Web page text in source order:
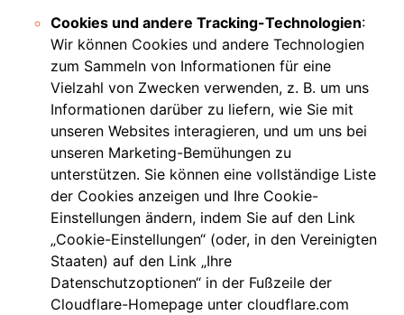
Cookies und andere Tracking-Technologien:
Wir können Cookies und andere Technologien
zum Sammeln von Informationen für eine
Vielzahl von Zwecken verwenden, z. B. um uns
Informationen darüber zu liefern, wie Sie mit
unseren Websites interagieren, und um uns bei
unseren Marketing-Bemühungen zu
unterstützen. Sie können eine vollständige Liste
der Cookies anzeigen und Ihre Cookie-
Einstellungen ändern, indem Sie auf den Link
„Cookie-Einstellungen“ (oder, in den Vereinigten
Staaten) auf den Link „Ihre
Datenschutzoptionen“ in der Fußzeile der
Cloudflare-Homepage unter cloudflare.com